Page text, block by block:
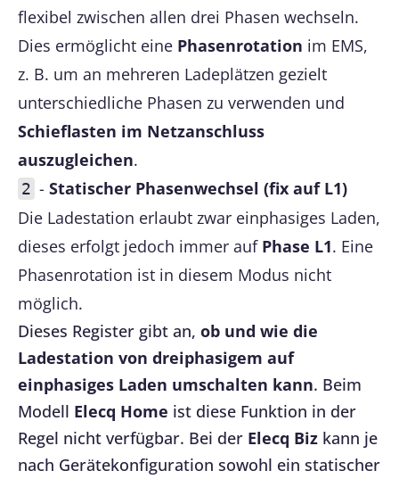
flexibel zwischen allen drei Phasen wechseln.
Dies ermöglicht eine Phasenrotation im EMS,
z. B. um an mehreren Ladeplätzen gezielt
unterschiedliche Phasen zu verwenden und
Schieflasten im Netzanschluss
auszugleichen.
2 - Statischer Phasenwechsel (fix auf L1)
Die Ladestation erlaubt zwar einphasiges Laden,
dieses erfolgt jedoch immer auf Phase L1. Eine
Phasenrotation ist in diesem Modus nicht
möglich.
Dieses Register gibt an, ob und wie die
Ladestation von dreiphasigem auf
einphasiges Laden umschalten kann. Beim
Modell Elecq Home ist diese Funktion in der
Regel nicht verfügbar. Bei der Elecq Biz kann je
nach Gerätekonfiguration sowohl ein statischer